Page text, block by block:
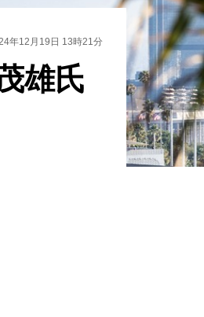
年12月19日 13時21分
雄氏